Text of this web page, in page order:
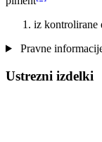
iz kontrolirane
Pravne
Ustrezni izdelki